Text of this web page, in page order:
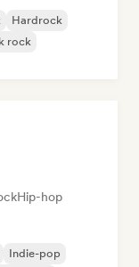
Hardrock
rock
Hip-hop
Indie-pop